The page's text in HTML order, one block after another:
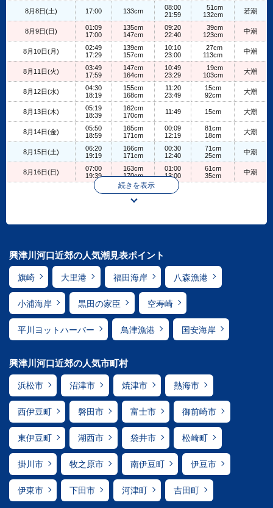
8月8日(土) 17:00 133cm
08:00
21:59
51cm
132cm
若潮
8月9日(日)
01:09
17:00
135cm
147cm
09:20
22:40
39cm
123cm
中潮
8月10日(月)
02:49
17:29
139cm
157cm
10:10
23:00
27cm
113cm
中潮
8月11日(火)
03:49
17:59
147cm
164cm
10:49
23:29
19cm
103cm
大潮
8月12日(水)
04:30
18:19
155cm
168cm
11:20
23:49
15cm
92cm
大潮
8月13日(木)
05:19
18:39
162cm
170cm
11:49 15cm 大潮
8月14日(金)
05:50
18:59
165cm
171cm
00:09
12:19
81cm
18cm
大潮
8月15日(土)
06:20
19:19
166cm
171cm
00:30
12:40
71cm
25cm
中潮
8月16日(日)
07:00
19:39
163cm
170cm
01:00
13:00
61cm
35cm
中潮
続きを表示
興津川河口近郊の人気潮見表ポイント
旗崎 大里港 福田海岸 八森漁港
小浦海岸 黒田の家臣 空寿崎
平川ヨットハーバー 鳥津漁港 国安海岸
興津川河口近郊の人気市町村
浜松市 沼津市 焼津市 熱海市
西伊豆町 磐田市 富士市 御前崎市
東伊豆町 湖西市 袋井市 松崎町
掛川市 牧之原市 南伊豆町 伊豆市
伊東市 下田市 河津町 吉田町